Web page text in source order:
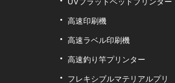
UVフラットベッドプリンター
高速印刷機
高速ラベル印刷機
高速釣り竿プリンター
フレキシブルマテリアルプリ